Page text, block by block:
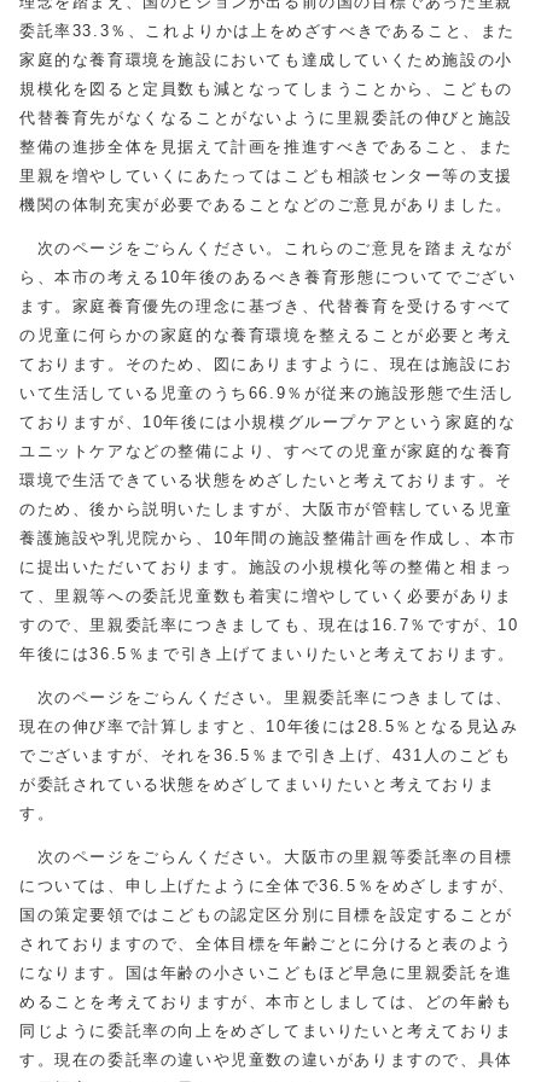
委託率33.3％、これよりかは上をめざすべきであること、また
家庭的な養育環境を施設においても達成していくため施設の小
規模化を図ると定員数も減となってしまうことから、こどもの
代替養育先がなくなることがないように里親委託の伸びと施設
整備の進捗全体を見据えて計画を推進すべきであること、また
里親を増やしていくにあたってはこども相談センター等の支援
機関の体制充実が必要であることなどのご意見がありました。
次のページをごらんください。これらのご意見を踏まえなが
ら、本市の考える10年後のあるべき養育形態についてでござい
ます。家庭養育優先の理念に基づき、代替養育を受けるすべて
の児童に何らかの家庭的な養育環境を整えることが必要と考え
ております。そのため、図にありますように、現在は施設にお
いて生活している児童のうち66.9％が従来の施設形態で生活し
ておりますが、10年後には小規模グループケアという家庭的な
ユニットケアなどの整備により、すべての児童が家庭的な養育
環境で生活できている状態をめざしたいと考えております。そ
のため、後から説明いたしますが、大阪市が管轄している児童
養護施設や乳児院から、10年間の施設整備計画を作成し、本市
に提出いただいております。施設の小規模化等の整備と相まっ
て、里親等への委託児童数も着実に増やしていく必要がありま
すので、里親委託率につきましても、現在は16.7％ですが、10
年後には36.5％まで引き上げてまいりたいと考えております。
次のページをごらんください。里親委託率につきましては、
現在の伸び率で計算しますと、10年後には28.5％となる見込み
でございますが、それを36.5％まで引き上げ、431人のこども
が委託されている状態をめざしてまいりたいと考えておりま
す。
次のページをごらんください。大阪市の里親等委託率の目標
については、申し上げたように全体で36.5％をめざしますが、
国の策定要領ではこどもの認定区分別に目標を設定することが
されておりますので、全体目標を年齢ごとに分けると表のよう
になります。国は年齢の小さいこどもほど早急に里親委託を進
めることを考えておりますが、本市としましては、どの年齢も
同じように委託率の向上をめざしてまいりたいと考えておりま
す。現在の委託率の違いや児童数の違いがありますので、具体